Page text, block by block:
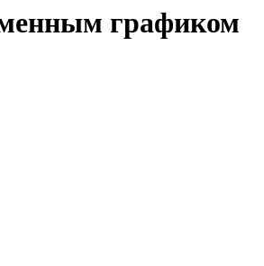
графиком